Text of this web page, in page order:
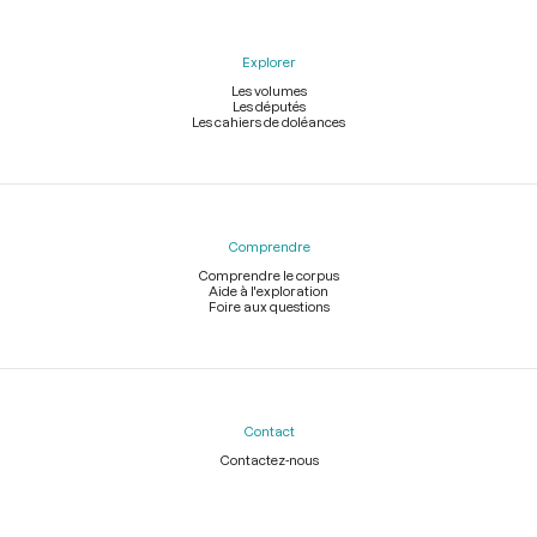
Explorer
Les volumes
Les députés
Les cahiers de doléances
Comprendre
Comprendre le corpus
Aide à l'exploration
Foire aux questions
Contact
Contactez-nous